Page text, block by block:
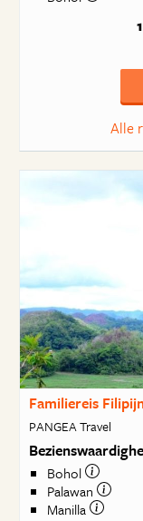
Alle
Familiereis
PANGEA Travel
Bohol
Palawan
Manilla